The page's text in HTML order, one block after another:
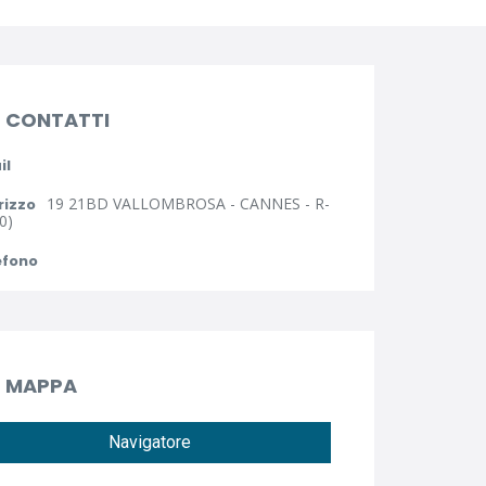
CONTATTI
19 21BD VALLOMBROSA - CANNES - R-
MAPPA
Navigatore